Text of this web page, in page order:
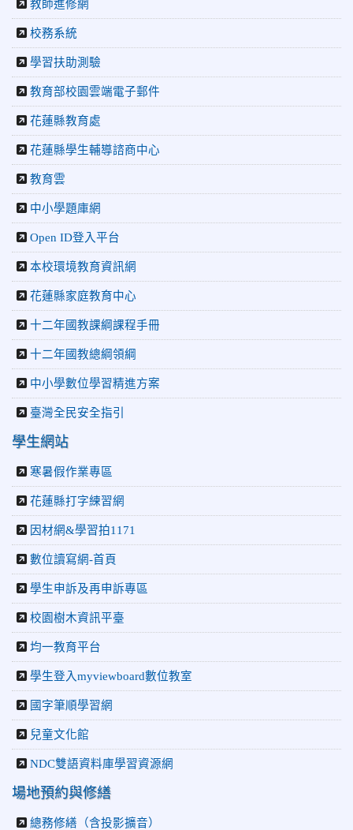
年盃勇奪3金4銀、市長盃橫掃13金
2026-07-08
生國際視野
2026-06-16 花蓮新聞網：【中正國小70週年校慶系列活動
「游藝飛揚」晚會登場】 師生家長齊聚一堂 共譜「時光樂
章．經典再現」
2026-06-16 更生新聞網：中正國小創校70週年「游藝飛揚」
才藝晚會登場
2026-06-10 教育廣播電台：揮別童年迎向青春 中正國小畢業
師生自製畢業歌曲
2026-06-10 教育廣播電台：尋覓歷史記憶 花蓮中正國小社團
體驗闖關探索歷史
2026-04-30 讓愛閃閃發光！中正國小「小老闆大市集」愛心
捐助光復國小
教師進修網
校務系統
學習扶助測驗
教育部校園雲端電子郵件
花蓮縣教育處
花蓮縣學生輔導諮商中心
教育雲
中小學題庫網
Open ID登入平台
本校環境教育資訊網
花蓮縣家庭教育中心
十二年國教課綱課程手冊
十二年國教總綱領綱
中小學數位學習精進方案
臺灣全民安全指引
學生網站
寒暑假作業專區
花蓮縣打字練習網
因材網&學習拍1171
數位讀寫網-首頁
學生申訴及再申訴專區
校園樹木資訊平臺
均一教育平台
學生登入myviewboard數位教室
國字筆順學習網
兒童文化館
NDC雙語資料庫學習資源網
場地預約與修繕
總務修繕（含投影擴音）